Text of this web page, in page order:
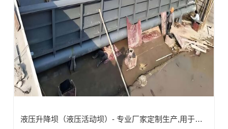
液压升降坝（液压活动坝）- 专业厂家定制生产,用于河道/防汛工程